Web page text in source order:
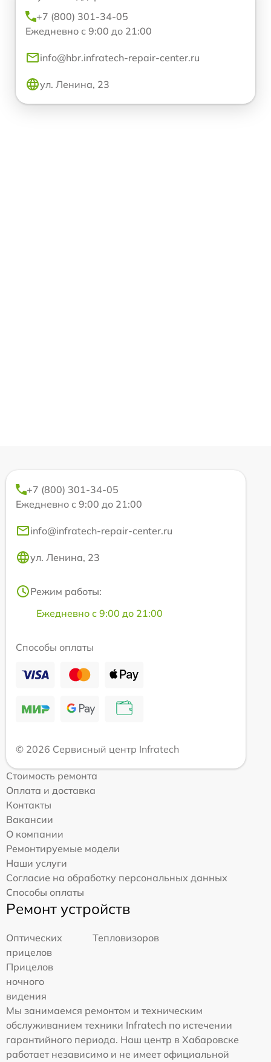
+7 (800) 301-34-05
Ежедневно с 9:00 до 21:00
info@hbr.infratech-repair-center.ru
ул. Ленина, 23
+7 (800) 301-34-05
Ежедневно с 9:00 до 21:00
info@infratech-repair-center.ru
ул. Ленина, 23
Режим работы:
Ежедневно с 9:00 до 21:00
Способы оплаты
© 2026 Сервисный центр Infratech
Стоимость ремонта
Оплата и доставка
Контакты
Вакансии
О компании
Ремонтируемые модели
Наши услуги
Согласие на обработку персональных данных
Способы оплаты
Ремонт устройств
Оптических
прицелов
Тепловизоров
Прицелов
ночного
видения
Мы занимаемся ремонтом и техническим
обслуживанием техники Infratech по истечении
гарантийного периода. Наш центр в Хабаровске
работает независимо и не имеет официальной